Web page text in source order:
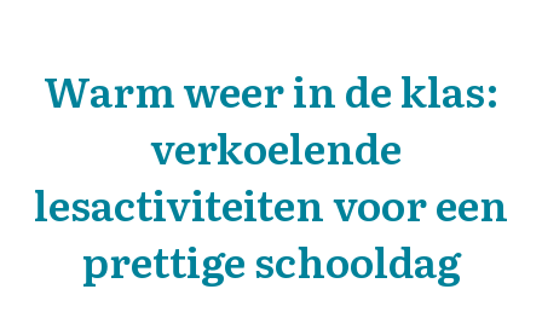
Warm weer in de klas:
verkoelende
lesactiviteiten voor een
prettige schooldag